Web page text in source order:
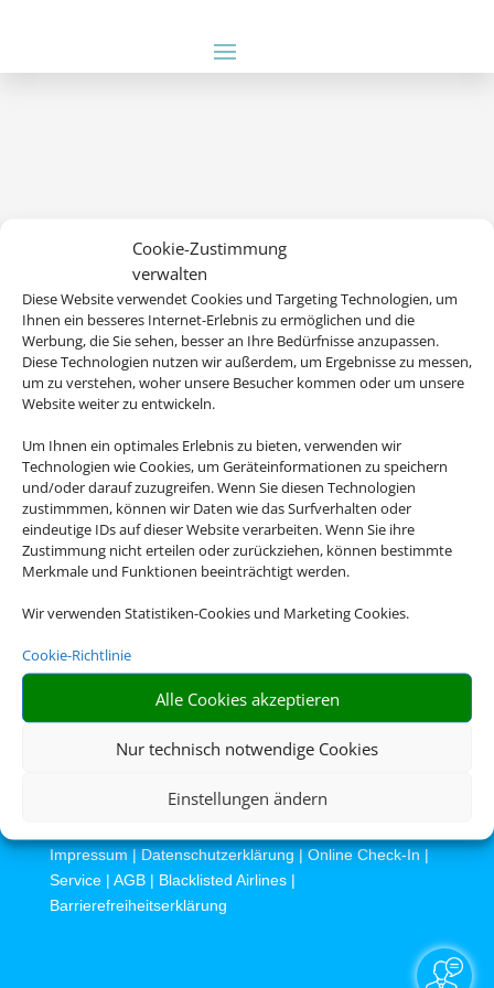
Cookie-Zustimmung
verwalten
Diese Website verwendet Cookies und Targeting Technologien, um
Ihnen ein besseres Internet-Erlebnis zu ermöglichen und die
Werbung, die Sie sehen, besser an Ihre Bedürfnisse anzupassen.
Diese Technologien nutzen wir außerdem, um Ergebnisse zu messen,
um zu verstehen, woher unsere Besucher kommen oder um unsere
Website weiter zu entwickeln.
Um Ihnen ein optimales Erlebnis zu bieten, verwenden wir
Technologien wie Cookies, um Geräteinformationen zu speichern
und/oder darauf zuzugreifen. Wenn Sie diesen Technologien
zustimmmen, können wir Daten wie das Surfverhalten oder
eindeutige IDs auf dieser Website verarbeiten. Wenn Sie ihre
Zustimmung nicht erteilen oder zurückziehen, können bestimmte
Merkmale und Funktionen beeinträchtigt werden.
Wir verwenden Statistiken-Cookies und Marketing Cookies.
Cookie-Richtlinie
Alle Cookies akzeptieren
Nur technisch notwendige Cookies
Einstellungen ändern
Wir brauchen Ihre Einwilligung
Um diesen Inhalt darzustellen, aktivieren Sie bitte die Cookies. Es
werden ggf. personenbezogene Daten verarbeitet.
Cookies akzeptieren
Die Abwicklung der Buchung übernimmt Schmetterling International
GmbH & Co.KG im Auftrag des Webseiteninhabers.
Rechtliche Informationen
Impressum|Datenschutzerklärung|Online Check-In|
Service| AGB| Blacklisted Airlines|
Barrierefreiheitserklärung